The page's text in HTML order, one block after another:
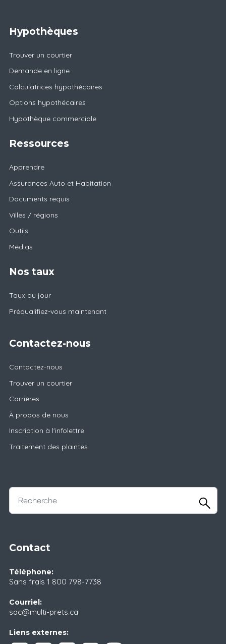
Hypothèques
Trouver un courtier
Demande en ligne
Calculatrices hypothécaires
Options hypothécaires
Hypothèque commerciale
Ressources
Apprendre
Assurances Auto et Habitation
Documents requis
Villes / régions
Outils
Médias
Nos taux
Taux du jour
Préqualifiez-vous maintenant
Contactez-nous
Contactez-nous
Trouver un courtier
Carrières
À propos de nous
Inscription à l'infolettre
Traitement des plaintes
Contact
Téléphone:
Sans frais 1 800 798-7738
Courriel:
sac@multi-prets.ca
Liens externes: